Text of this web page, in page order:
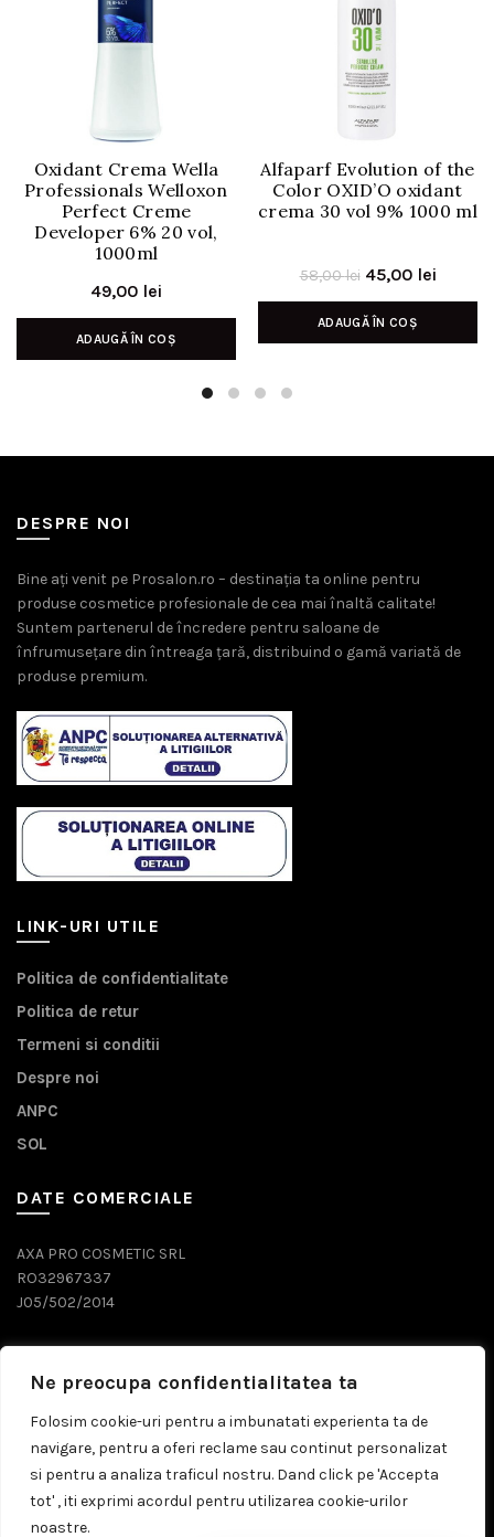
Ne preocupa confidentialitatea ta
Folosim cookie-uri pentru a imbunatati experienta ta de
navigare, pentru a oferi reclame sau continut personalizat
si pentru a analiza traficul nostru. Dand click pe 'Accepta
tot' , iti exprimi acordul pentru utilizarea cookie-urilor
noastre.
Oxidant Crema Wella
Professionals Welloxon
Perfect Creme
Developer 6% 20 vol,
1000ml
49,00 lei
ADAUGĂ ÎN COȘ
Alfaparf Evolution of the
Color OXID’O oxidant
crema 30 vol 9% 1000 ml
58,00lei Prețul
inițial
a
45,00 leiPrețul
curent
ADAUGĂ ÎN COȘ
DESPRE NOI
Bine ați venit pe Prosalon.ro – destinația ta online pentru
produse cosmetice profesionale de cea mai înaltă calitate!
Suntem partenerul de încredere pentru saloane de
înfrumusețare din întreaga țară, distribuind o gamă variată de
produse premium.
LINK-URI UTILE
Politica de confidentialitate
Politica de retur
Termeni si conditii
Despre noi
ANPC
SOL
DATE COMERCIALE
AXA PRO COSMETIC SRL
RO32967337
J05/502/2014
0743 071 579
comenzi@prosalon.ro